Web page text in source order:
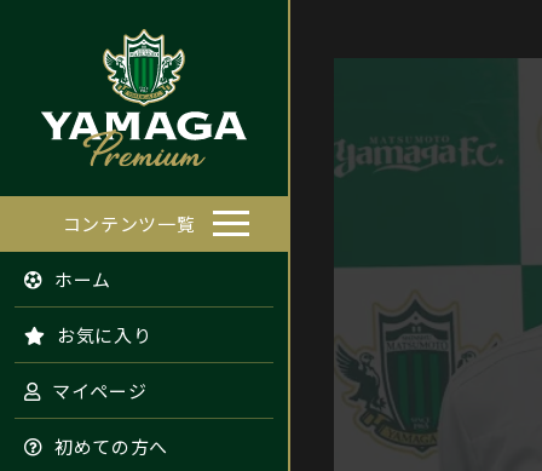
コンテンツ一覧
ホーム
お気に入り
マイページ
初めての方へ